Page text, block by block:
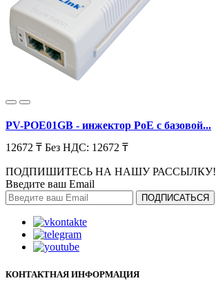
PV-POE01GB - инжектор PoE с базовой...
12672 ₸ Без НДС: 12672 ₸
ПОДПИШИТЕСЬ НА НАШУ РАССЫЛКУ!
Введите ваш Email
ПОДПИСАТЬСЯ
КОНТАКТНАЯ ИНФОРМАЦИЯ